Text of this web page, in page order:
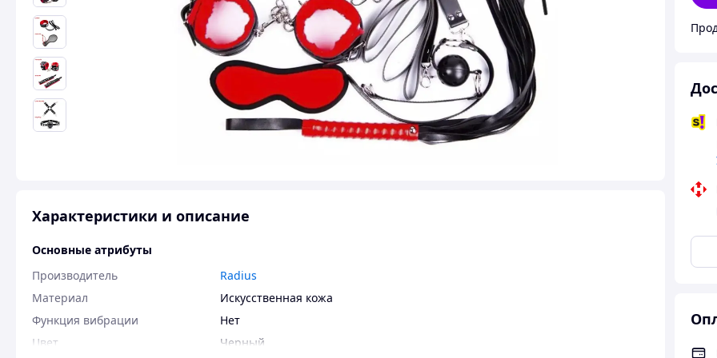
Характеристики и описание
Основные атрибуты
Производитель
Radius
Материал
Искусственная кожа
Функция вибрации
Нет
Цвет
Черный